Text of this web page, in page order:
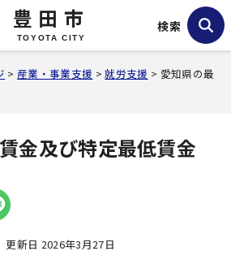
豊田市
TOYOTA CITY
検索
> 産業・事業支援 >就労支援 > 愛知県の最
金及び特定最低賃金
更新日 2026年3月27日